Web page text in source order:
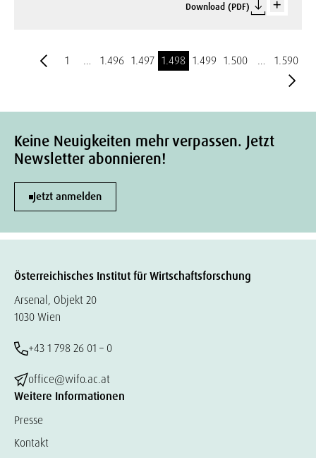
Download (PDF)
1 … 1.496 1.497 1.498 1.499 1.500 … 1.590
Keine Neuigkeiten mehr verpassen. Jetzt
Newsletter abonnieren!
Jetzt anmelden
Österreichisches Institut für Wirtschaftsforschung
Arsenal, Objekt 20
1030 Wien
+43 1 798 26 01 – 0
office@wifo.ac.at
Weitere Informationen
Presse
Kontakt